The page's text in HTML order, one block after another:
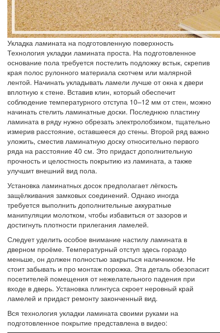
Укладка ламината на подготовленную поверхность
Технология укладки ламината проста. На подготовленное
основание пола требуется постелить подложку встык, скрепив
края полос рулонного материала скотчем или малярной
лентой. Начинать укладывать ламели лучше от окна к двери
вплотную к стене. Вставив клин, который обеспечит
соблюдение температурного отступа 10–12 мм от стен, можно
начинать стелить ламинатные доски. Последнюю пластину
ламината в ряду нужно обрезать электролобзиком, тщательно
измерив расстояние, оставшееся до стены. Второй ряд важно
уложить, сместив ламинатную доску относительно первого
ряда на расстояние 40 см. Это придаст дополнительную
прочность и целостность покрытию из ламината, а также
улучшит внешний вид пола.
Установка ламинатных досок предполагает лёгкость
защёлкивания замковых соединений. Однако иногда
требуется выполнить дополнительные аккуратные
манипуляции молотком, чтобы избавиться от зазоров и
достигнуть плотности прилегания ламелей.
Следует уделить особое внимание настилу ламината в
дверном проёме. Температурный отступ здесь гораздо
меньше, он должен полностью закрыться наличником. Не
стоит забывать и про монтаж порожка. Эта деталь обезопасит
посетителей помещения от нежелательного падения при
входе в дверь. Установка плинтуса скроет неровный край
ламелей и придаст ремонту законченный вид.
Вся технология укладки ламината своими руками на
подготовленное покрытие представлена в видео: